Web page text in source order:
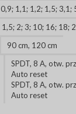
0,9; 1,1; 1,2; 1,5; 3,1;
1,5; 2; 3; 10; 16; 18;
90 cm, 120 cm
SPDT, 8 A, otw.
Auto reset
SPDT, 8 A, otw.
Auto reset